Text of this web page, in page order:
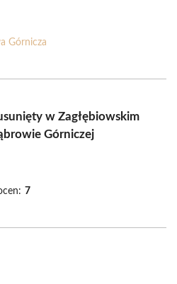
Górnicza
w Zagłębiowskim
Górniczej
7